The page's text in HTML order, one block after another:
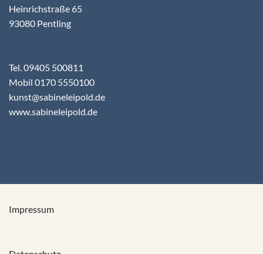
Heinrichstraße 65
93080 Pentling
Tel. 09405 500811
Mobil 0170 5550100
kunst@sabineleipold.de
www.sabineleipold.de
Impressum